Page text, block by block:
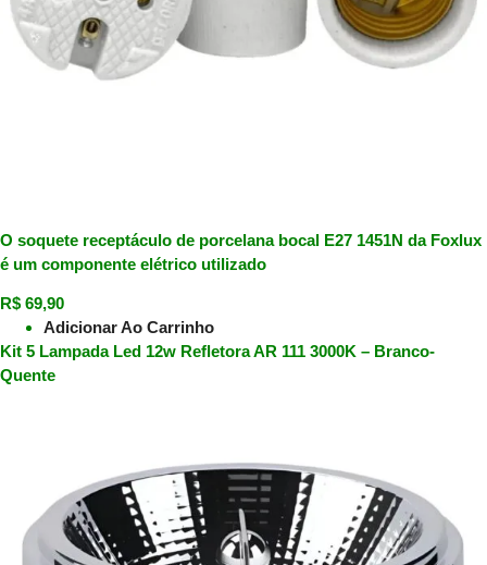
O soquete receptáculo de porcelana bocal E27 1451N da Foxlux
é um componente elétrico utilizado
R$ 69,90
Adicionar Ao Carrinho
Kit 5 Lampada Led 12w Refletora AR 111 3000K – Branco-
Quente